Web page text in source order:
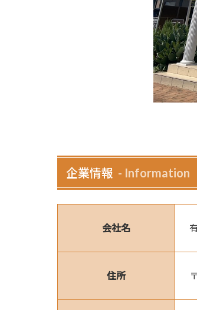
企業情報 Information
会社名
住所